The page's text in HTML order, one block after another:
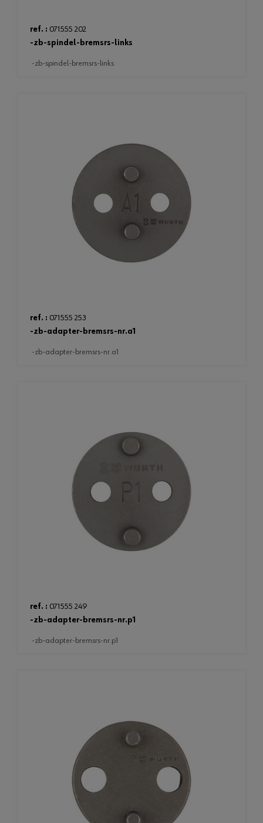
ref. : 071555 202
-zb-spindel-bremsrs-links
-zb-spindel-bremsrs-links
ref. : 071555 253
-zb-adapter-bremsrs-nr.a1
-zb-adapter-bremsrs-nr.a1
ref. : 071555 249
-zb-adapter-bremsrs-nr.p1
-zb-adapter-bremsrs-nr.p1